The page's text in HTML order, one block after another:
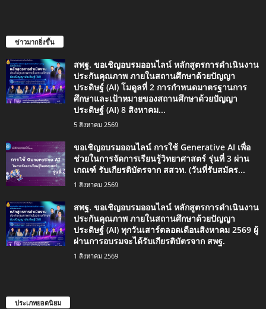
ข่าวมากยิ่งขึ้น
สพฐ. ขอเชิญอบรมออนไลน์ หลักสูตรการดำเนินงาน
ประกันคุณภาพ ภายในสถานศึกษาด้วยปัญญา
ประดิษฐ์ (AI) โมดูลที่ 2 การกำหนดมาตรฐานการ
ศึกษาและเป้าหมายของสถานศึกษาด้วยปัญญา
ประดิษฐ์ (AI) 8 สิงหาคม...
5 สิงหาคม 2569
ขอเชิญอบรมออนไลน์ การใช้ Generative AI เพื่อ
ช่วยในการจัดการเรียนรู้วิทยาศาสตร์ รุ่นที่ 3 ผ่าน
เกณฑ์ รับเกียรติบัตรจาก สสวท. (วันที่รับสมัคร...
1 สิงหาคม 2569
สพฐ. ขอเชิญอบรมออนไลน์ หลักสูตรการดำเนินงาน
ประกันคุณภาพ ภายในสถานศึกษาด้วยปัญญา
ประดิษฐ์ (AI) ทุกวันเสาร์ตลอดเดือนสิงหาคม 2569 ผู้
ผ่านการอบรมจะได้รับเกียรติบัตรจาก สพฐ.
1 สิงหาคม 2569
ประเภทยอดนิยม